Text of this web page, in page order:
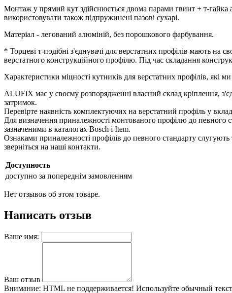
Монтаж у прямий кут здійснюється двома парами гвинт + т-
використовувати також підпружинені пазові сухарі.
Матеріал - легований алюміній, без порошкового фарбування.
* Торцеві т-подібні з'єднувачі для верстатних профілів мають на
верстатного конструкційного профілю. Під час складання
Характеристики міцності кутників для верстатних профілів, які
ALUFIX має у своєму розпорядженні власний склад кріплення,
затримок.
Перевірте наявність комплектуючих на верстатний профіль у
Для визначення приналежності монтованого профілю до певного
зазначеними в каталогах Bosch і Item.
Ознаками приналежності профілів до певного стандарту
зверніться на наші контакти.
Доступность
доступно за попереднім замовленням
Нет отзывов об этом товаре.
Написать отзыв
Ваше имя:
Ваш отзыв
Внимание: HTML не поддерживается! Используйте обычный